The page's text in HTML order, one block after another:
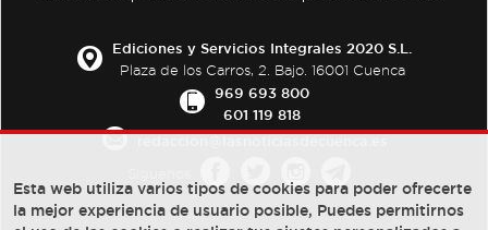
Ediciones y Servicios Integrales 2020 S.L.
Plaza de los Carros, 2. Bajo. 16001 Cuenca
969 693 800
601 119 818
Esta web utiliza varios tipos de cookies para poder ofrecerte
la mejor experiencia de usuario posible, Puedes permitirnos